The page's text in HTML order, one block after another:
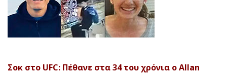
Σοκ στο UFC: Πέθανε στα 34 του χρόνια ο Allan